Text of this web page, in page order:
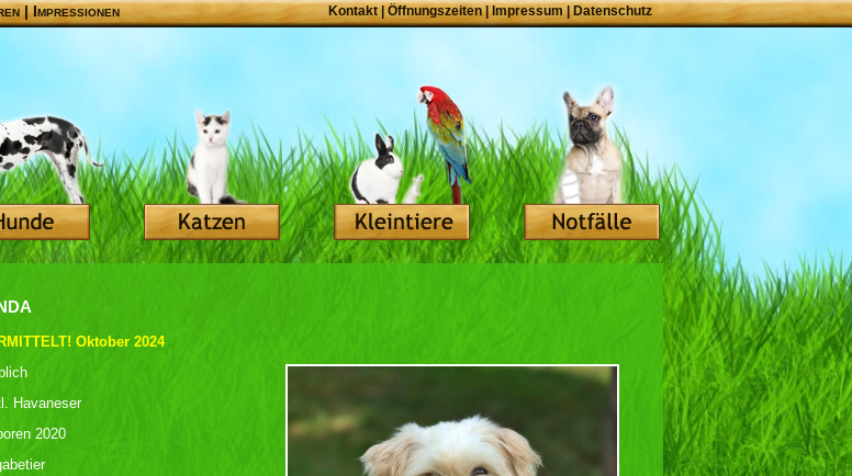
|Impressionen Kontakt Öffnungszeiten| Impressum|Datenschutz
Oktober 2024
Havaneser
2020